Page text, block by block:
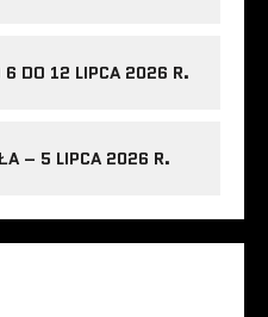
6 DO 12 LIPCA 2026 R.
– 5 LIPCA 2026 R.